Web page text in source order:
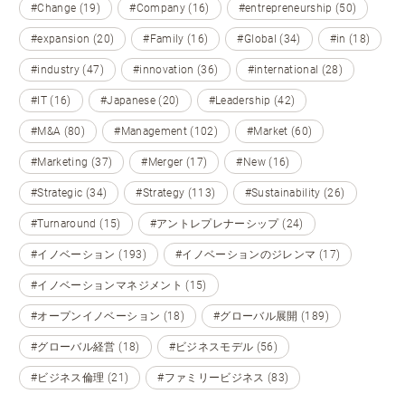
#Change (19) #Company (16) #entrepreneurship (50)
#expansion (20) #Family (16) #Global (34) #in (18)
#industry (47) #innovation (36) #international (28)
#IT (16) #Japanese (20) #Leadership (42)
#M&A (80) #Management (102) #Market (60)
#Marketing (37) #Merger (17) #New (16)
#Strategic (34) #Strategy (113) #Sustainability (26)
#Turnaround (15) #アントレプレナーシップ (24)
#イノベーション (193) #イノベーションのジレンマ (17)
#イノベーションマネジメント (15)
#オープンイノベーション (18) #グローバル展開 (189)
#グローバル経営 (18) #ビジネスモデル (56)
#ビジネス倫理 (21) #ファミリービジネス (83)